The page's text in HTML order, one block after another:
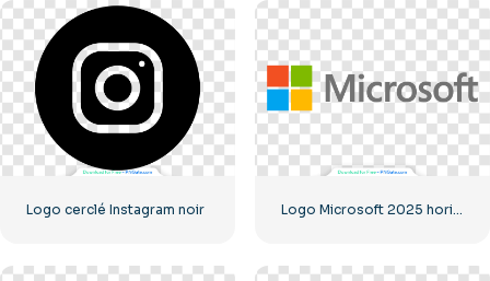
Logo cerclé Instagram noir Logo Microsoft 2025 horizontal – Téléchargement PNG gratuit